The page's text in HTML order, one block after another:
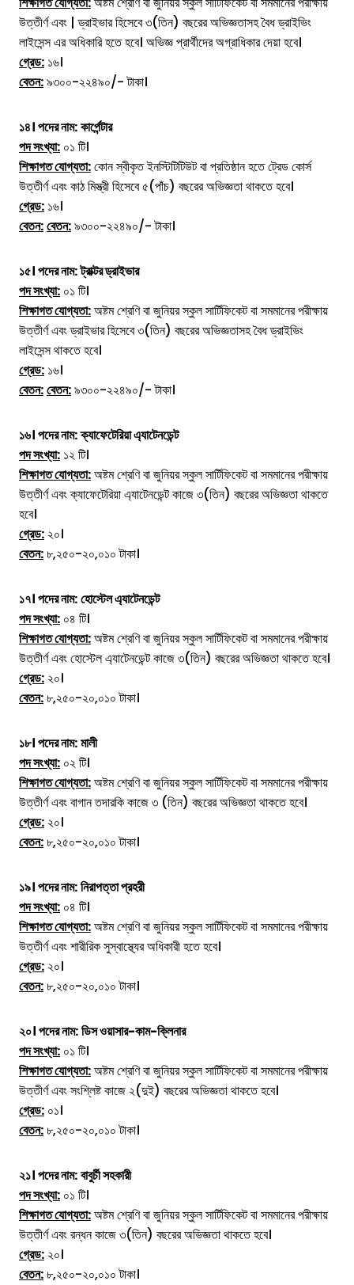
উত্তীর্ণ এবং | ড্রাইভার হিসেবে ৩(তিন) বছরের অভিজ্ঞতাসহ বৈধ ড্রাইভিং
লাইসেন্স এর অধিকারি হতে হবে। অভিজ্ঞ প্রার্থীদের অগ্রাধিকার দেয়া হবে।
গ্রেড: ১৬।
বেতন:৯৩০০-২২৪৯০/- টাকা।
১৪।পদের নাম:কার্পেন্টার
পদ সংখ্যা: ০১ টি।
শিক্ষাগত যোগ্যতা:কোন স্বীকৃত ইনস্টিটিটিউট বা প্রতিষ্ঠান হতে ট্রেড কোর্স
উত্তীর্ণ এবং কাঠ মিস্ত্রী হিসেবে ৫(পাঁচ) বছরের অভিজ্ঞতা থাকতে হবে।
গ্রেড: ১৬।
বেতন:বেতন:৯৩০০-২২৪৯০/- টাকা।
১৫।পদের নাম:ট্রাক্টর ড্রাইভার
পদ সংখ্যা: ০১ টি।
শিক্ষাগত যোগ্যতা:অষ্টম শ্রেণি বা জুনিয়র স্কুল সার্টিফিকেট বা সমমানের পরীক্ষায়
উত্তীর্ণ এবং ড্রাইভার হিসেবে ৩(তিন) বছরের অভিজ্ঞতাসহ বৈধ ড্রাইভিং
লাইসেন্স থাকতে হবে।
গ্রেড: ১৬।
বেতন:বেতন:৯৩০০-২২৪৯০/- টাকা।
১৬।পদের নাম:ক্যাফেটেরিয়া এ্যাটেনডেন্ট
পদ সংখ্যা: ১২ টি।
শিক্ষাগত যোগ্যতা:অষ্টম শ্রেণি বা জুনিয়র স্কুল সার্টিফিকেট বা সমমানের পরীক্ষায়
উত্তীর্ণ এবং ক্যাফেটেরিয়া এ্যাটেনডেন্ট কাজে ৩(তিন) বছরের অভিজ্ঞতা থাকতে
হবে।
গ্রেড: ২০।
বেতন:৮,২৫০-২০,০১০ টাকা।
১৭।পদের নাম:হোস্টেল এ্যাটেনডেন্ট
পদ সংখ্যা: ০৪ টি।
শিক্ষাগত যোগ্যতা:অষ্টম শ্রেণি বা জুনিয়র স্কুল সার্টিফিকেট বা সমমানের পরীক্ষায়
উত্তীর্ণ এবং হোস্টেল এ্যাটেনডেন্ট কাজে ৩(তিন) বছরের অভিজ্ঞতা থাকতে হবে।
গ্রেড: ২০।
বেতন:৮,২৫০-২০,০১০ টাকা।
১৮।পদের নাম:মালী
পদ সংখ্যা: ০২ টি।
শিক্ষাগত যোগ্যতা:অষ্টম শ্রেণি বা জুনিয়র স্কুল সার্টিফিকেট বা সমমানের পরীক্ষায়
উত্তীর্ণ এবং বাগান তদারকি কাজে ৩ (তিন) বছরের অভিজ্ঞতা থাকতে হবে।
গ্রেড: ২০।
বেতন:৮,২৫০-২০,০১০ টাকা।
১৯।পদের নাম:নিরাপত্তা প্রহরী
পদ সংখ্যা: ০৪ টি।
শিক্ষাগত যোগ্যতা:অষ্টম শ্রেণি বা জুনিয়র স্কুল সার্টিফিকেট বা সমমানের পরীক্ষায়
উত্তীর্ণ এবং শারীরিক সুস্বাস্থ্যের অধিকারী হতে হবে।
গ্রেড: ২০।
বেতন:৮,২৫০-২০,০১০ টাকা।
২০।পদের নাম:ডিস ওয়াসার-কাম-ক্লিনার
পদ সংখ্যা: ০১ টি।
শিক্ষাগত যোগ্যতা:অষ্টম শ্রেণি বা জুনিয়র স্কুল সার্টিফিকেট বা সমমানের পরীক্ষায়
উত্তীর্ণ এবং সংশ্লিষ্ট কাজে ২(দুই) বছরের অভিজ্ঞতা থাকতে হবে।
গ্রেড: ০১।
বেতন:৮,২৫০-২০,০১০ টাকা।
২১।পদের নাম:বাবুর্চী সহকারী
পদ সংখ্যা: ০১ টি।
শিক্ষাগত যোগ্যতা:অষ্টম শ্রেণি বা জুনিয়র স্কুল সার্টিফিকেট বা সমমানের পরীক্ষায়
উত্তীর্ণ এবং রন্ধন কাজে ৩(তিন) বছরের অভিজ্ঞতা থাকতে হবে।
গ্রেড: ২০।
বেতন:৮,২৫০-২০,০১০ টাকা।